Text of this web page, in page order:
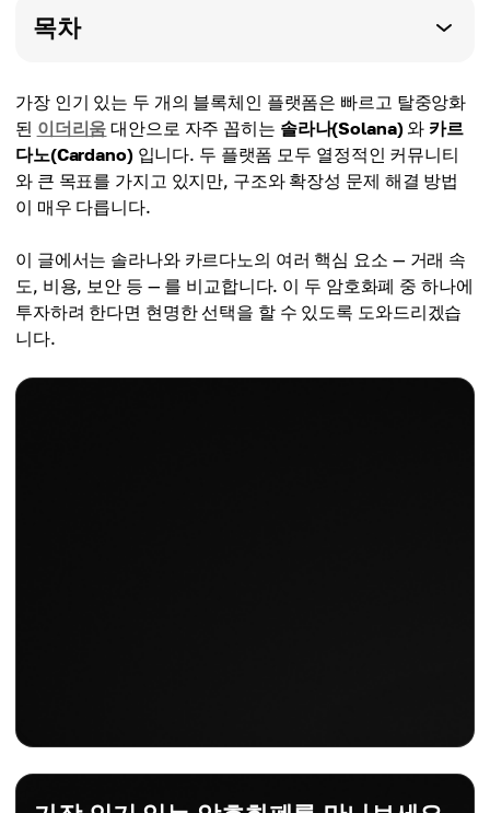
목차
가장 인기 있는 두 개의 블록체인 플랫폼은 빠르고 탈중앙화
된 이더리움 대안으로 자주 꼽히는 솔라나(Solana)와 카르
다노(Cardano)입니다. 두 플랫폼 모두 열정적인 커뮤니티
와 큰 목표를 가지고 있지만, 구조와 확장성 문제 해결 방법
이 매우 다릅니다.
이 글에서는 솔라나와 카르다노의 여러 핵심 요소 — 거래 속
도, 비용, 보안 등 — 를 비교합니다. 이 두 암호화폐 중 하나에
투자하려 한다면 현명한 선택을 할 수 있도록 도와드리겠습
니다.